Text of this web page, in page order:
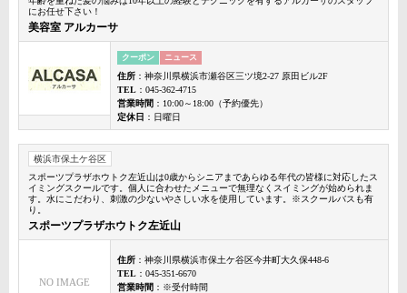
にお任せ下さい！
美容室 アルカーサ
クーポン ニュース
住所 ：神奈川県横浜市瀬谷区三ツ境2-27 原田ビル2F
TEL ：045-362-4715
営業時間 ：10:00～18:00（予約優先）
定休日 ：日曜日
横浜市保土ケ谷区
スポーツプラザホウトク左近山は0歳からシニアまであらゆる年代の皆様に対応したス
イミングスクールです。個人に合わせたメニューで無理なくスイミングが始められま
す。水にこだわり、刺激の少ないやさしい水を使用しています。※スクールバスも有
り。
スポーツプラザホウトク左近山
NO IMAGE
住所 ：神奈川県横浜市保土ケ谷区今井町大久保448-6
TEL ：045-351-6670
営業時間 ：※受付時間